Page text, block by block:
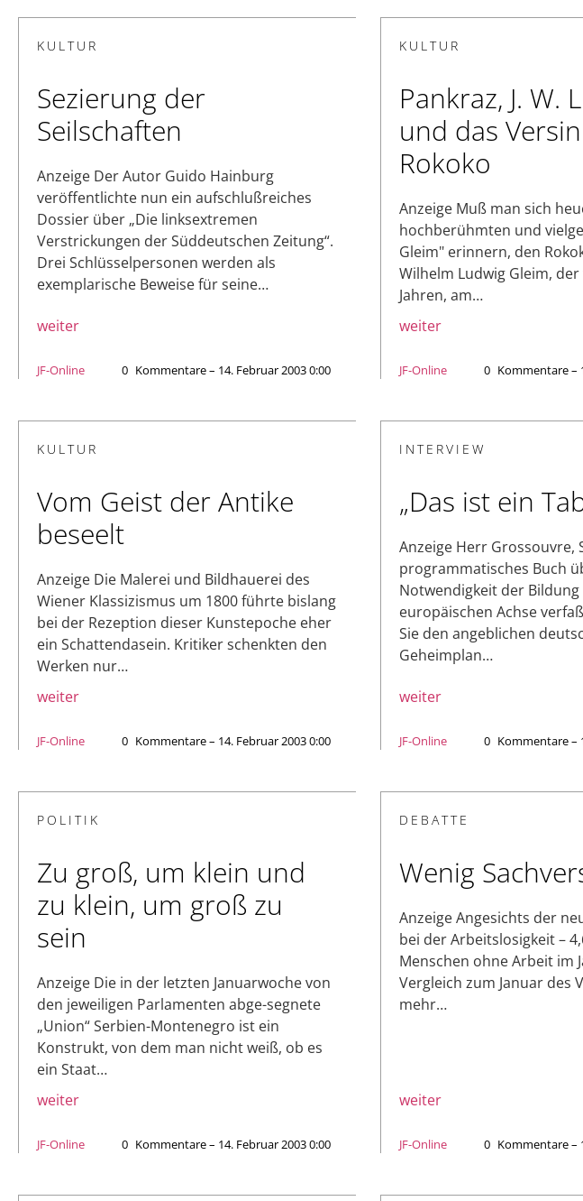
KULTUR
Sezierung der
Seilschaften
Anzeige Der Autor Guido Hainburg
veröffentlichte nun ein aufschlußreiches
Dossier über „Die linksextremen
Verstrickungen der Süddeutschen Zeitung“.
Drei Schlüsselpersonen werden als
exemplarische Beweise für seine…
weiter
JF-Online 0 Kommentare – 14. Februar 2003 0:00
KULTUR
Pankraz, J. W.
und das
Rokoko
Anzeige Muß man sich
hochberühmten und
Gleim" erinnern, den
Wilhelm Ludwig Gleim,
Jahren, am…
weiter
JF-Online 0 Kommentare –
KULTUR
Vom Geist der Antike
beseelt
Anzeige Die Malerei und Bildhauerei des
Wiener Klassizismus um 1800 führte bislang
bei der Rezeption dieser Kunstepoche eher
ein Schattendasein. Kritiker schenkten den
Werken nur…
weiter
JF-Online 0 Kommentare – 14. Februar 2003 0:00
INTERVIEW
„Das ist ein
Anzeige Herr Grossouvre,
programmatisches Buch
Notwendigkeit der
europäischen Achse
Sie den angeblichen
Geheimplan…
weiter
JF-Online 0 Kommentare –
POLITIK
Zu groß, um klein und
zu klein, um groß zu
sein
Anzeige Die in der letzten Januarwoche von
den jeweiligen Parlamenten abge-segnete
„Union“ Serbien-Montenegro ist ein
Konstrukt, von dem man nicht weiß, ob es
ein Staat…
weiter
JF-Online 0 Kommentare – 14. Februar 2003 0:00
DEBATTE
Wenig
Anzeige Angesichts der
bei der Arbeitslosigkeit –
Menschen ohne Arbeit im
Vergleich zum Januar des
mehr…
weiter
JF-Online 0 Kommentare –